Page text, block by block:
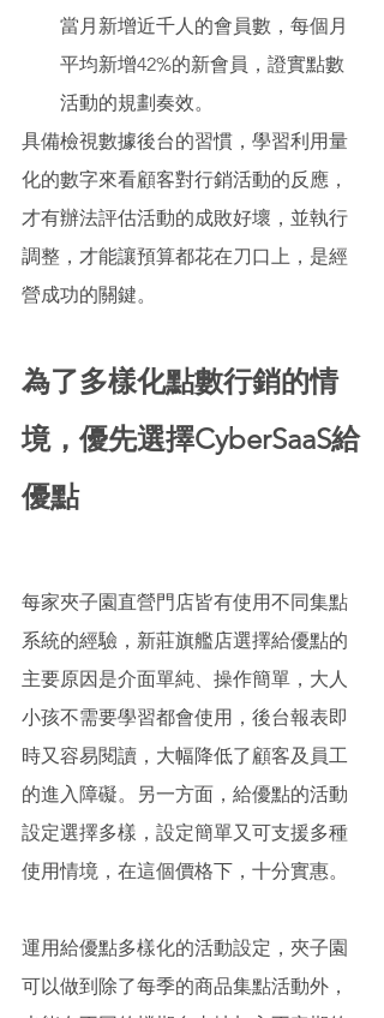
當月新增近千人的會員數，每個月
平均新增42%的新會員，證實點數
活動的規劃奏效。
具備檢視數據後台的習慣，學習利用量
化的數字來看顧客對行銷活動的反應，
才有辦法評估活動的成敗好壞，並執行
調整，才能讓預算都花在刀口上，是經
營成功的關鍵。
為了多樣化點數行銷的情
境，優先選擇CyberSaaS給
優點
每家夾子園直營門店皆有使用不同集點
系統的經驗，新莊旗艦店選擇給優點的
主要原因是介面單純、操作簡單，大人
小孩不需要學習都會使用，後台報表即
時又容易閱讀，大幅降低了顧客及員工
的進入障礙。另一方面，給優點的活動
設定選擇多樣，設定簡單又可支援多種
使用情境，在這個價格下，十分實惠。
運用給優點多樣化的活動設定，夾子園
可以做到除了每季的商品集點活動外，